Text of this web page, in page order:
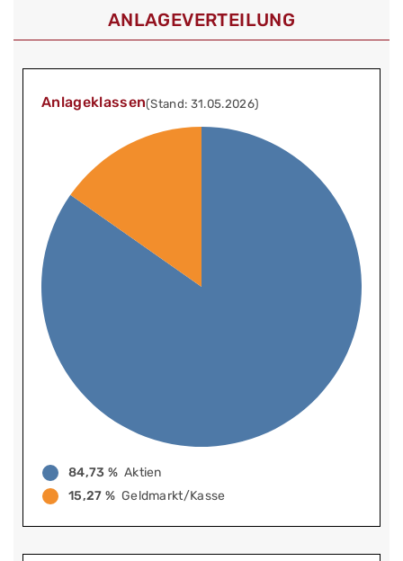
ANLAGEVERTEILUNG
Anlageklassen(Stand: 31.05.2026)
84,73 % Aktien
15,27 % Geldmarkt/Kasse